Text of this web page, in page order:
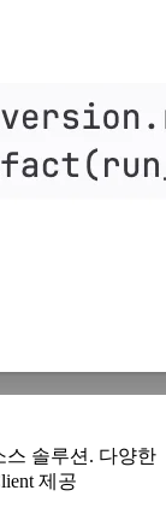
솔루션. 다양한
제공